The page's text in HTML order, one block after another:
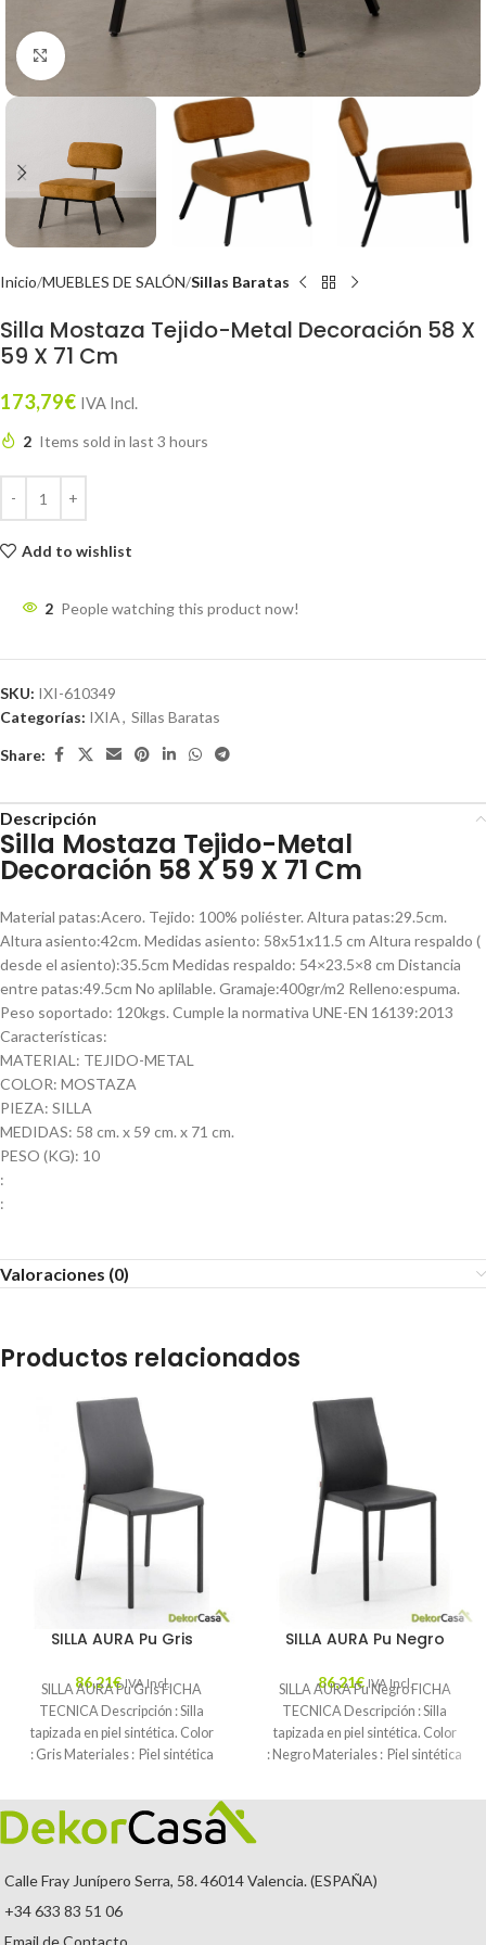
Click to enlarge
Inicio MUEBLES DE SALÓN Sillas Baratas
Silla Mostaza Tejido-Metal Decoración 58 X
59 X 71 Cm
173,79€ IVA Incl.
2 Items sold in last 3 hours
Add to wishlist
2 People watching this product now!
SKU: IXI-610349
Categorías: IXIA, Sillas Baratas
Share:
Descripción
Silla Mostaza Tejido-Metal
Decoración 58 X 59 X 71 Cm
Material patas:Acero. Tejido: 100% poliéster. Altura patas:29.5cm.
Altura asiento:42cm. Medidas asiento: 58x51x11.5 cm Altura respaldo (
desde el asiento):35.5cm Medidas respaldo: 54×23.5×8 cm Distancia
entre patas:49.5cm No aplilable. Gramaje:400gr/m2 Relleno:espuma.
Peso soportado: 120kgs. Cumple la normativa UNE-EN 16139:2013
Características:
MATERIAL: TEJIDO-METAL
COLOR: MOSTAZA
PIEZA: SILLA
MEDIDAS: 58 cm. x 59 cm. x 71 cm.
PESO (KG): 10
:
:
Valoraciones (0)
Productos relacionados
SILLA AURA Pu Gris
86,21€ IVA Incl.
SILLA AURA Pu Gris FICHA
TECNICA Descripción : Silla
tapizada en piel sintética. Color
: Gris Materiales : Piel sintética
SILLA AURA Pu Negro
86,21€ IVA Incl.
SILLA AURA Pu Negro FICHA
TECNICA Descripción : Silla
tapizada en piel sintética. Color
: Negro Materiales : Piel sintética
Calle Fray Junípero Serra, 58. 46014 Valencia. (ESPAÑA)
+34 633 83 51 06
Email de Contacto